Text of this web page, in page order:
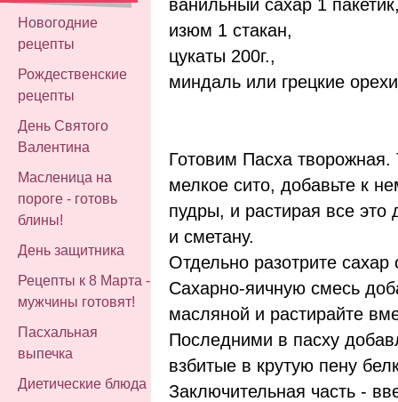
Новогодние
рецепты
Рождественские
рецепты
День Святого
Валентина
Масленица на
пороге - готовь
блины!
День защитника
Рецепты к 8 Марта -
мужчины готовят!
Пасхальная
выпечка
Диетические блюда
ванильный сахар 1
изюм 1 стакан,
цукаты 200г.,
миндаль или грецкие
Готовим Пасха творожная.
мелкое сито, добавьте к
пудры, и растирая все
и сметану.
Отдельно разотрите
Сахарно-яичную смесь
масляной и растирайте
Последними в пасху
взбитые в крутую пену
Заключительная часть -